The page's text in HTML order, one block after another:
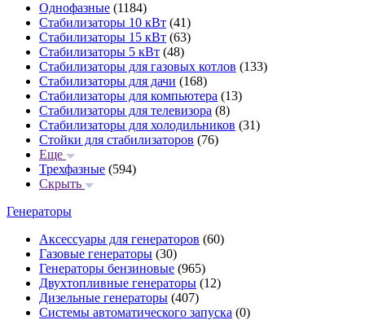
Однофазные (1184)
Стабилизаторы 10 кВт (41)
Стабилизаторы 15 кВт (63)
Стабилизаторы 5 кВт (48)
Стабилизаторы для газовых котлов (133)
Стабилизаторы для дачи (168)
Стабилизаторы для компьютера (13)
Стабилизаторы для телевизора (8)
Стабилизаторы для холодильников (31)
Стойки для стабилизаторов (76)
Еще
Трехфазные (594)
Скрыть
Генераторы
Аксессуары для генераторов (60)
Газовые генераторы (30)
Генераторы бензиновые (965)
Двухтопливные генераторы (12)
Дизельные генераторы (407)
Системы автоматического запуска (0)